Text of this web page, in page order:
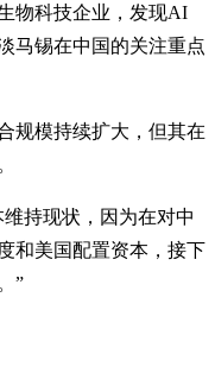
物科技企业，发现AI
马锡在中国的关注重点
规模持续扩大，但其在
持现状，因为在对中
和美国配置资本，接下
”